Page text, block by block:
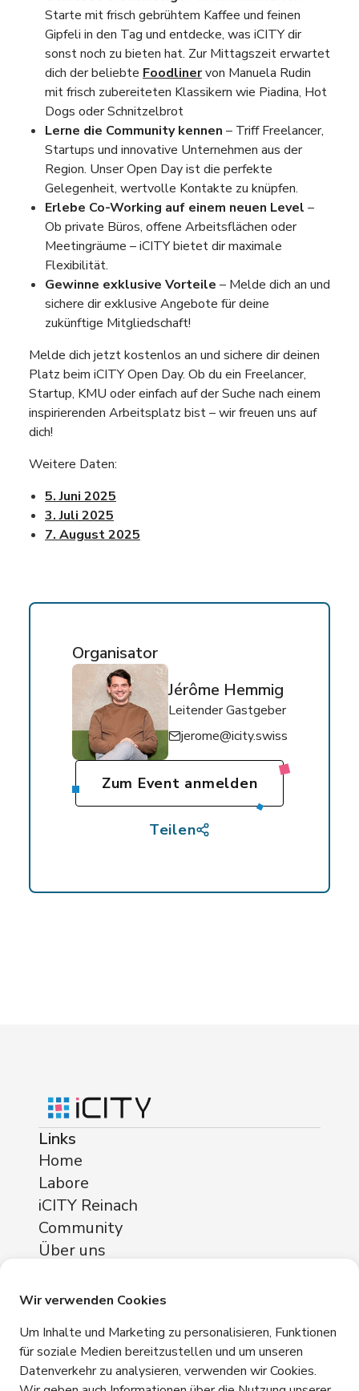
Starte mit frisch gebrühtem Kaffee und feinen
Gipfeli in den Tag und entdecke, was iCITY dir
sonst noch zu bieten hat. Zur Mittagszeit erwartet
dich der beliebte Foodlinervon Manuela Rudin
mit frisch zubereiteten Klassikern wie Piadina, Hot
Dogs oder Schnitzelbrot
Lerne die Community kennen – Triff Freelancer,
Startups und innovative Unternehmen aus der
Region. Unser Open Day ist die perfekte
Gelegenheit, wertvolle Kontakte zu knüpfen.
Erlebe Co-Working auf einem neuen Level –
Ob private Büros, offene Arbeitsflächen oder
Meetingräume – iCITY bietet dir maximale
Flexibilität.
Gewinne exklusive Vorteile – Melde dich an und
sichere dir exklusive Angebote für deine
zukünftige Mitgliedschaft!
Melde dich jetzt kostenlos an und sichere dir deinen
Platz beim iCITY Open Day. Ob du ein Freelancer,
Startup, KMU oder einfach auf der Suche nach einem
inspirierenden Arbeitsplatz bist – wir freuen uns auf
dich!
Weitere Daten:
5. Juni 2025
3. Juli 2025
7. August 2025
Organisator
Jérôme Hemmig
Leitender Gastgeber
jerome@icity.swiss
Zum Event anmelden
Teilen
Links
Home
Labore
iCITY Reinach
Community
Über uns
iCITY Reinach
Neuhofstrasse 11
4153 Reinach
Kontakt
Wir verwenden Cookies
Um Inhalte und Marketing zu personalisieren, Funktionen
für soziale Medien bereitzustellen und um unseren
Datenverkehr zu analysieren, verwenden wir Cookies.